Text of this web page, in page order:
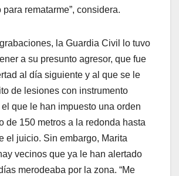
para rematarme”, considera.
la Guardia Civil lo tuvo
a su presunto agresor, que fue
al día siguiente y al que se le
de lesiones con instrumento
que le han impuesto una orden
de 150 metros a la redonda hasta
el juicio. Sin embargo, Marita
vecinos que ya le han alertado
merodeaba por la zona. “Me